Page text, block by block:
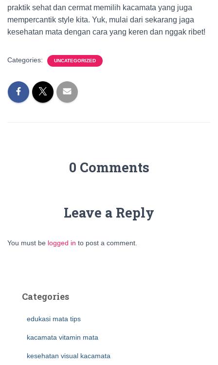
praktik sehat dan cermat memilih kacamata yang juga
mempercantik style kita. Yuk, mulai dari sekarang jaga
kesehatan mata dengan cara yang keren dan nggak ribet!
Categories: UNCATEGORIZED
0 Comments
Leave a Reply
You must be logged in to post a comment.
Categories
edukasi mata tips
kacamata vitamin mata
kesehatan visual kacamata